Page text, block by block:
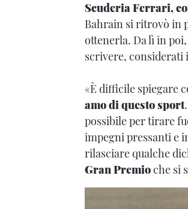
Scuderia Ferrari,
Bahrain si ritrovò in
ottenerla. Da lì in
scrivere, considerati
«È difficile spiegare
amo di questo sport
possibile per tirare
impegni pressanti e
rilasciare qualche
Gran Premioche si